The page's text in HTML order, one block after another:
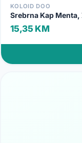
KOLOID DOO
Srebrna Kap
15,35 KM